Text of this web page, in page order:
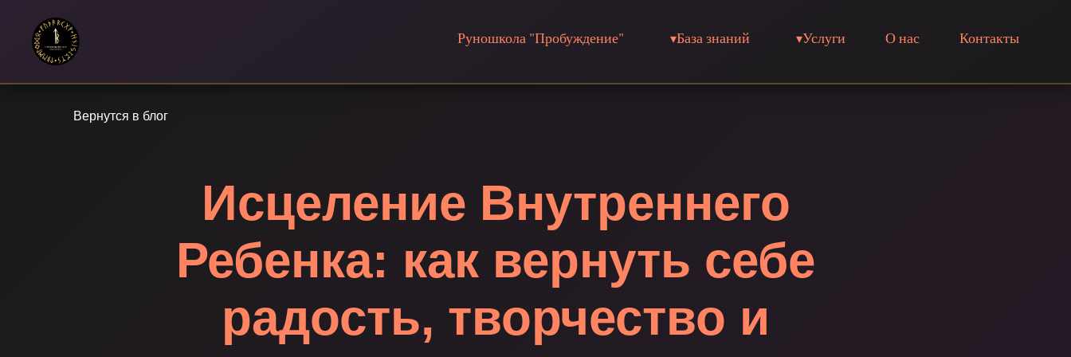
Руношкола "Пробуждение" База знаний Услуги О нас Контакты
Вернутся в блог
Исцеление Внутреннего
Ребенка: как вернуть себе
радость, творчество и